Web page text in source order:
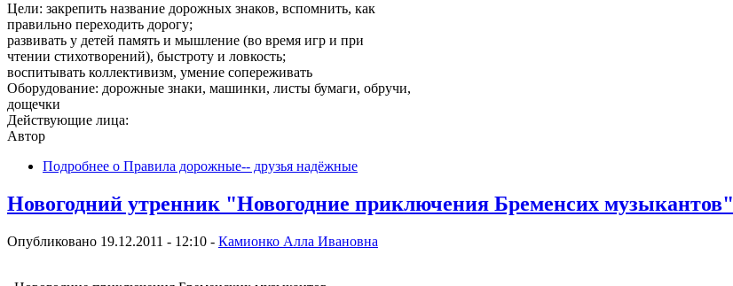
Цели: закрепить название дорожных знаков, вспомнить, как
правильно переходить дорогу;
развивать у детей память и мышление (во время игр и при
чтении стихотворений), быстроту и ловкость;
воспитывать коллективизм, умение сопереживать
Оборудование: дорожные знаки, машинки, листы бумаги, обручи,
дощечки
Действующие лица:
Автор
Подробнее о Правила дорожные-- друзья надёжные
Новогодний утренник "Новогодние приключения Бременсих музыкантов"
Опубликовано 19.12.2011 - 12:10 - Камионко Алла Ивановна